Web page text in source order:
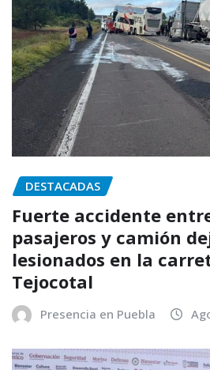
DESTACADAS
Fuerte accidente
pasajeros y camión
lesionados en la
Tejocotal
Presencia en Puebla